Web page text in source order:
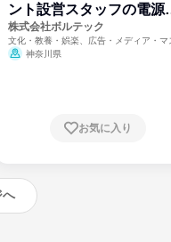
ント設営スタッフの電源
門
株式会社ボルテック
文化・教養・娯楽、広告・メディア・マ
ミ、電力・ガス・水道・エネルギー
神奈川県
お気に入り
へ